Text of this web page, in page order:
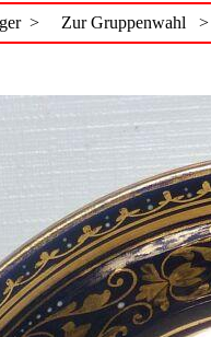
> Zur Gruppenwahl >